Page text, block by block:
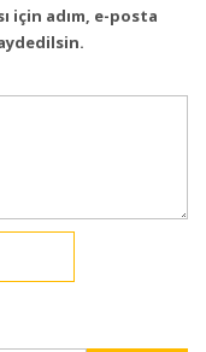
için adım, e-posta